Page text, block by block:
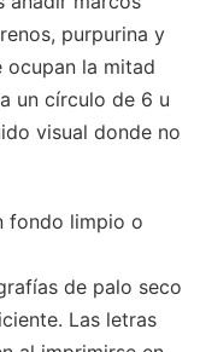
purpurina y
ocupan la mitad
un círculo de 6 u
visual donde no
fondo limpio o
de palo seco
Las letras